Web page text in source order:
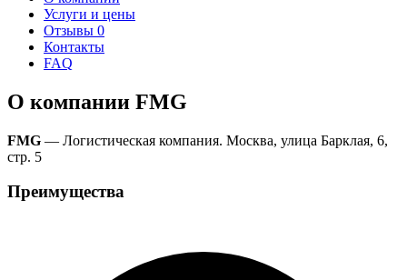
Услуги и цены
Отзывы 0
Контакты
FAQ
О компании FMG
FMG — Логистическая компания. Москва, улица Барклая, 6,
стр. 5
Преимущества